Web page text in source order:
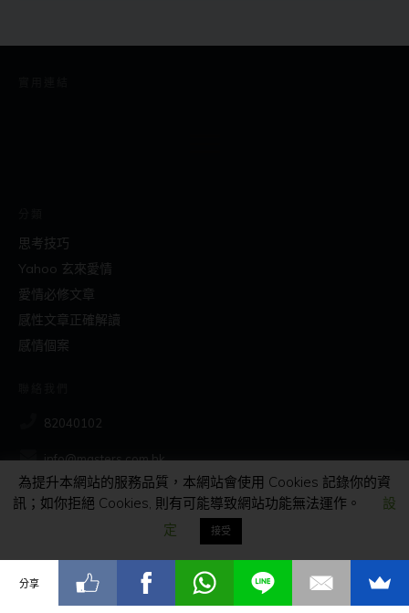
思考技巧
Yahoo 玄來愛情
愛情必修文章
感性文章正確解讀
感情個案
82040102
info@masters.com.hk
社交
為提升本網站的服務品質，本網站會使用 Cookies 記錄你的資
訊；如你拒絕 Cookies, 則有可能導致網站功能無法運作。
設
定
接受
分享